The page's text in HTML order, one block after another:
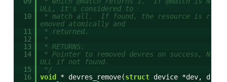
ULL, it's considered to
10
* match all. If found, the resource is r
emoved atomically and
11
* returned.
12
*
13
* RETURNS:
14
* Pointer to removed devres on success, N
ULL if not found.
15
*/
16
void * devres_remove(struct device *dev, d